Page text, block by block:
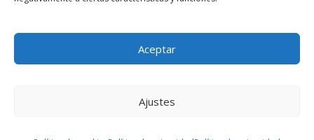
Aceptar
Ajustes
Designed and developed by